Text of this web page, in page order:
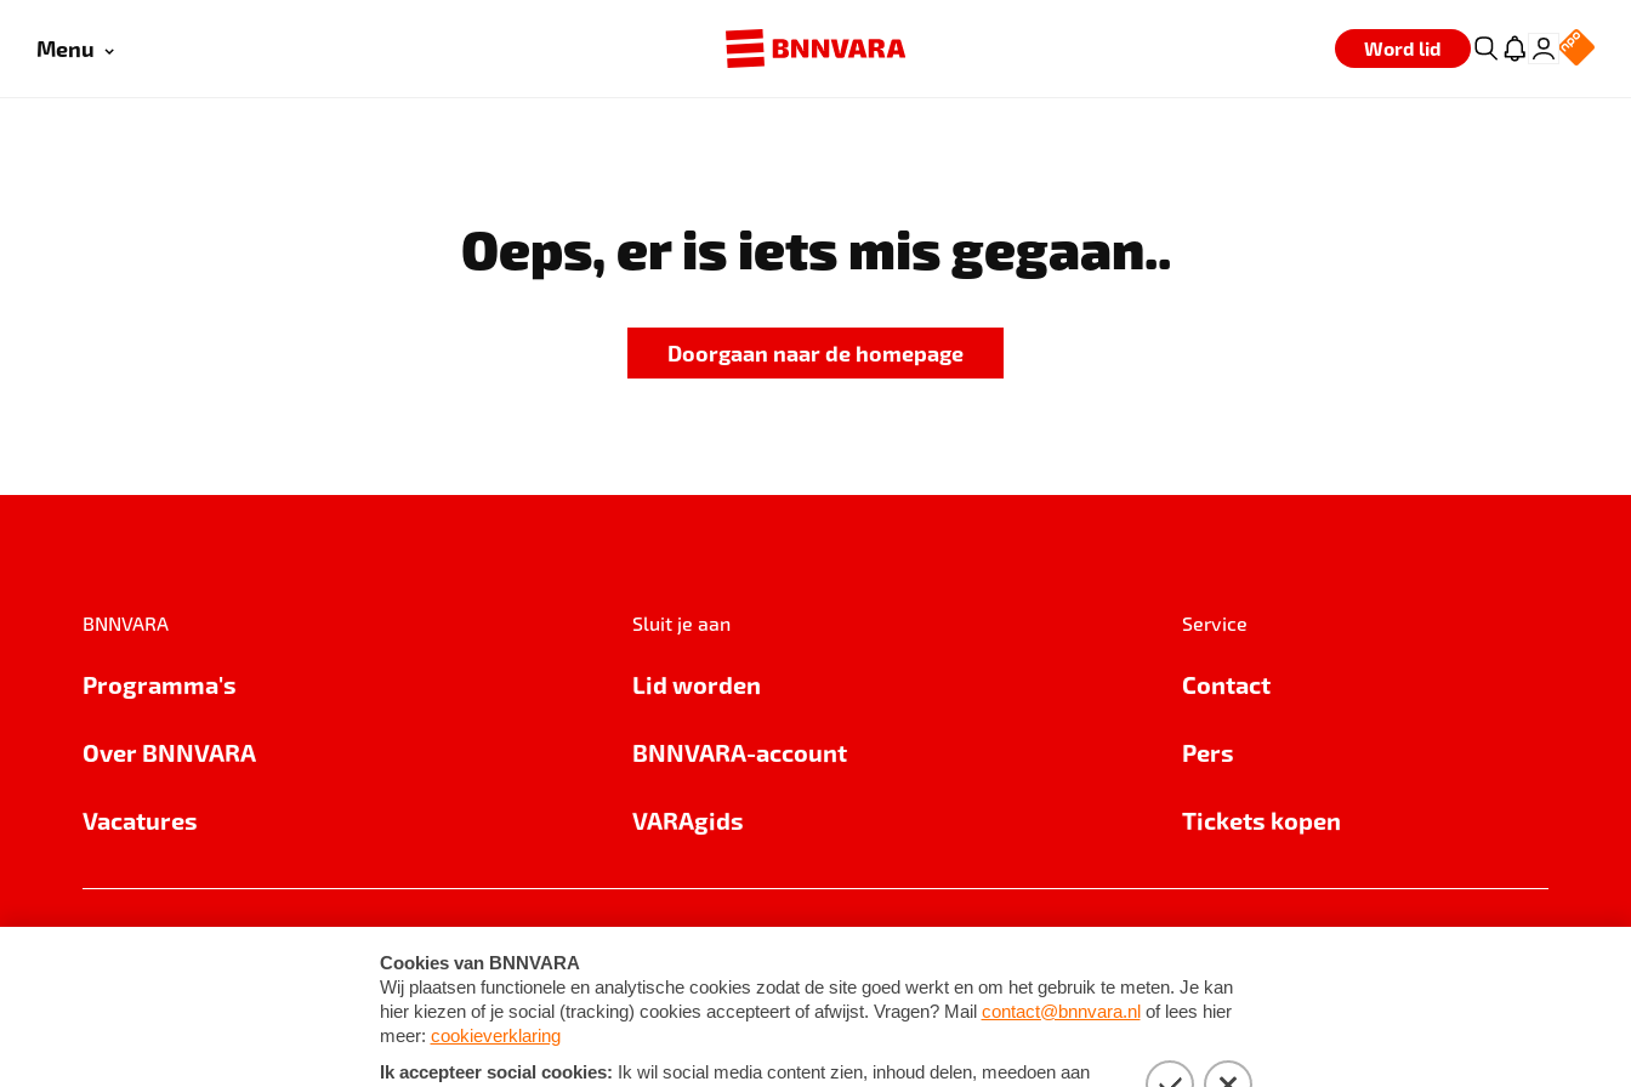
Menu Word lid
Oeps, er is iets mis gegaan..
Doorgaan naar de homepage
BNNVARA
Programma's
Over BNNVARA
Vacatures
Sluit je aan
Lid worden
BNNVARA-account
VARAgids
Service
Contact
Pers
Tickets kopen
Cookie-instellingen Algemene voorwaarden ©2026BNNVARA